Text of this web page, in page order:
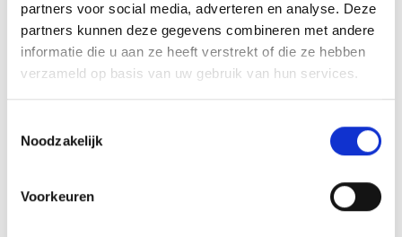
partners voor social media, adverteren en analyse. Deze
partners kunnen deze gegevens combineren met andere
informatie die u aan ze heeft verstrekt of die ze hebben
verzameld op basis van uw gebruik van hun services.
Noodzakelijk
Voorkeuren
AANMELDEN LID